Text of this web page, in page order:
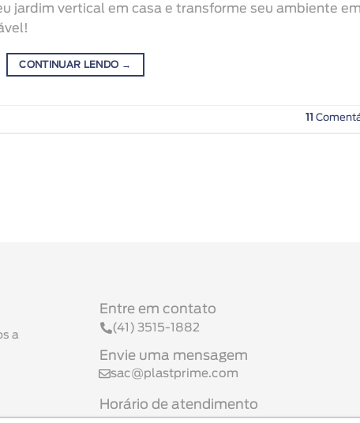
jardim vertical em casa e transforme seu ambiente em
CONTINUAR LENDO →
11
a
Entre em contato
(41) 3515-1882
Envie uma mensagem
sac@plastprime.com
Horário de atendimento